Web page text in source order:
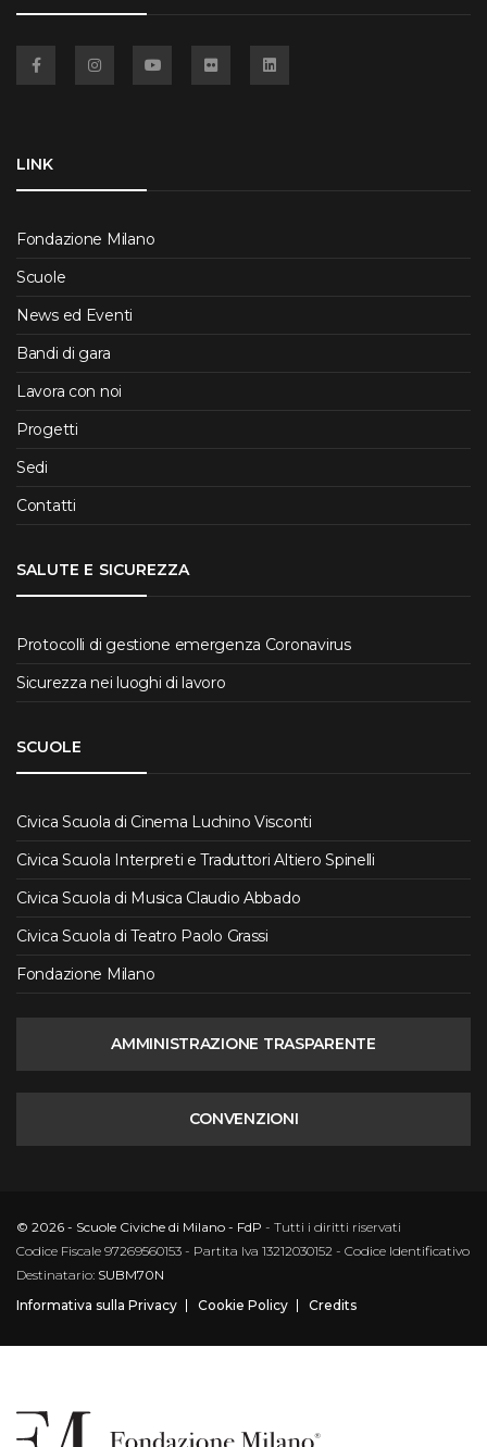
LINK
Fondazione Milano
Scuole
News ed Eventi
Bandi di gara
Lavora con noi
Progetti
Sedi
Contatti
SALUTE E SICUREZZA
Protocolli di gestione emergenza Coronavirus
Sicurezza nei luoghi di lavoro
SCUOLE
Civica Scuola di Cinema Luchino Visconti
Civica Scuola Interpreti e Traduttori Altiero Spinelli
Civica Scuola di Musica Claudio Abbado
Civica Scuola di Teatro Paolo Grassi
Fondazione Milano
AMMINISTRAZIONE TRASPARENTE
CONVENZIONI
© 2026 - Scuole Civiche di Milano - FdP - Tutti i diritti riservati
Codice Fiscale 97269560153 - Partita Iva 13212030152 - Codice Identificativo
Destinatario: SUBM70N
Informativa sulla Privacy
Cookie Policy Credits